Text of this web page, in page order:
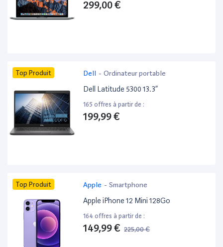
299,00 €
Top Produit Dell - Ordinateur portable
Dell Latitude 5300 13.3”
165 offres à partir de :
199,99 €
Top Produit Apple - Smartphone
Apple iPhone 12 Mini 128Go
164 offres à partir de :
149,99 € 225,00 €